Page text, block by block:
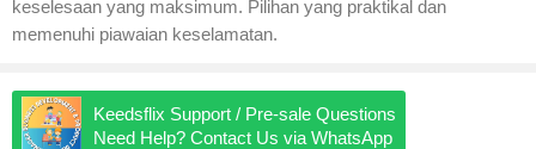
keselesaan yang maksimum. Pilihan yang praktikal dan
memenuhi piawaian keselamatan.
Keedsflix Support / Pre-sale Questions
Need Help? Contact Us via WhatsApp